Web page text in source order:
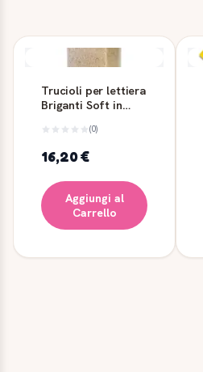
Trucioli per lettiera
Briganti Soft in
(0)
16,20 €
Aggiungi al
Carrello